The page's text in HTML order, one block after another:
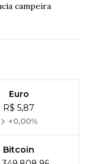
campeira
Euro
R$ 5,87
+0,00%
Bitcoin